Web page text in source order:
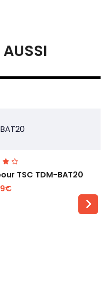
TSC TDM-BAT20